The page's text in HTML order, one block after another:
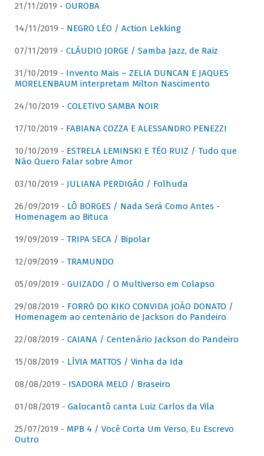
21/11/2019 - OUROBA
14/11/2019 - NEGRO LÉO / Action Lekking
07/11/2019 - CLÁUDIO JORGE / Samba Jazz, de Raiz
31/10/2019 - Invento Mais – ZELIA DUNCAN E JAQUES
MORELENBAUM interpretam Milton Nascimento
24/10/2019 - COLETIVO SAMBA NOIR
17/10/2019 - FABIANA COZZA E ALESSANDRO PENEZZI
10/10/2019 - ESTRELA LEMINSKI E TÉO RUIZ / Tudo que
Não Quero Falar sobre Amor
03/10/2019 - JULIANA PERDIGÃO / Folhuda
26/09/2019 - LÔ BORGES / Nada Será Como Antes -
Homenagem ao Bituca
19/09/2019 - TRIPA SECA / Bipolar
12/09/2019 - TRAMUNDO
05/09/2019 - GUIZADO / O Multiverso em Colapso
29/08/2019 - FORRÓ DO KIKO CONVIDA JOÃO DONATO /
Homenagem ao centenário de Jackson do Pandeiro
22/08/2019 - CAIANA / Centenário Jackson do Pandeiro
15/08/2019 - LÍVIA MATTOS / Vinha da Ida
08/08/2019 - ISADORA MELO / Braseiro
01/08/2019 - Galocantô canta Luiz Carlos da Vila
25/07/2019 - MPB 4 / Você Corta Um Verso, Eu Escrevo
Outro